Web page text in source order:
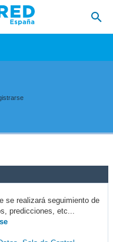
se realizará seguimiento de
predicciones, etc...